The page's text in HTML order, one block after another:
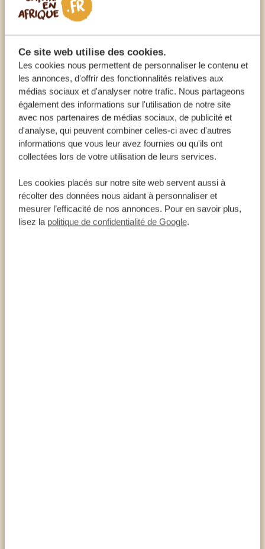
Ce site web utilise des cookies.
Les cookies nous permettent de personnaliser le contenu et
les annonces, d'offrir des fonctionnalités relatives aux
médias sociaux et d'analyser notre trafic. Nous partageons
également des informations sur l'utilisation de notre site
avec nos partenaires de médias sociaux, de publicité et
d'analyse, qui peuvent combiner celles-ci avec d'autres
informations que vous leur avez fournies ou qu'ils ont
collectées lors de votre utilisation de leurs services.
Les cookies placés sur notre site web servent aussi à
récolter des données nous aidant à personnaliser et
mesurer l’efficacité de nos annonces. Pour en savoir plus,
lisez la politique de confidentialité de Google.
Rhinocéros blancs
Buffles
Zèbres
Gnous
Nyalas (une espèce d’antilope discrète)
Girafes
Hippopotames
Crocodiles
Impalas
Lions
Léopards